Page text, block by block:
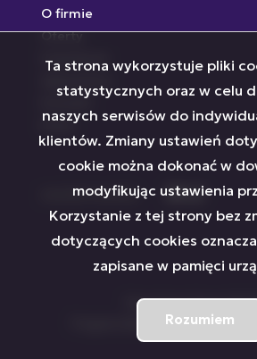
O firmie
Oferty
Inwestycje
Kontakt
Rodo
social media Facebook
Facebook
Facebook
Firma Home Expert ©
Program dla biur nieruchomości
Ta strona wykorzystuje pliki
statystycznych oraz w celu
naszych serwisów do
klientów. Zmiany ustawień
cookie można dokonać w
modyfikując ustawienia
Korzystanie z tej strony bez
dotyczących cookies
zapisane w pamięci
Rozumiem